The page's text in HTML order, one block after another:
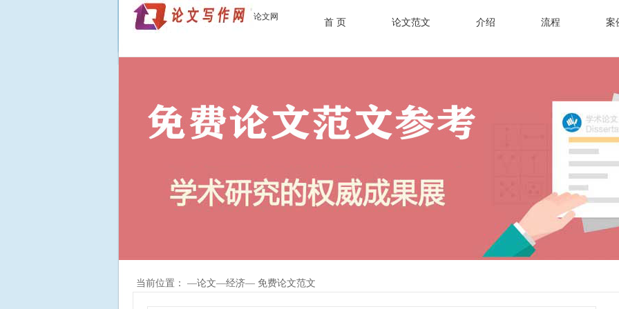
论文网
首 页 论文范文 介绍 流程 案
当前位置： —论文—经济— 免费论文范文